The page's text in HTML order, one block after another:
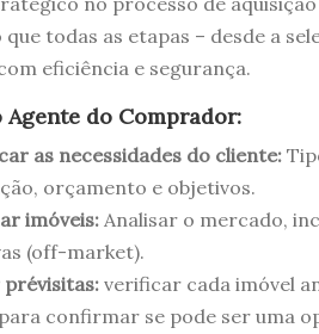
todas as etapas – desde a
eficiência e segurança.
Agente do Comprador:
as necessidades do cliente:
orçamento e objetivos.
imóveis: Analisar o mercado,
(off-market).
verificar cada imóvel
confirmar se pode ser uma